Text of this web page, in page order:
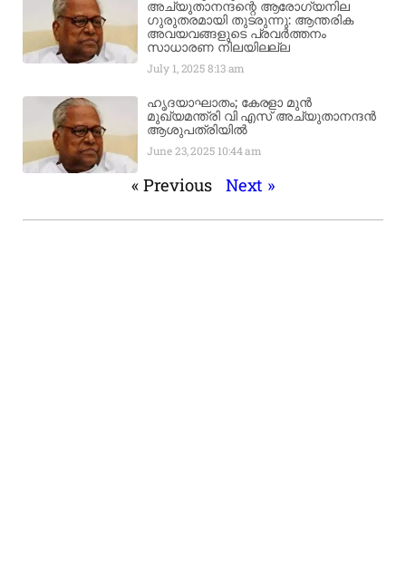
അച്യുതാനന്ദന്റെ ആരോഗ്യനില
ഗുരുതരമായി തുടരുന്നു: ആന്തരിക
അവയവങ്ങളുടെ പ്രവർത്തനം
സാധാരണ നിലയിലല്ല
July 1, 20258:13 am
ഹൃദയാഘാതം; കേരളാ മുൻ
മുഖ്യമന്ത്രി വി എസ് അച്യുതാനന്ദൻ
ആശുപത്രിയിൽ
June 23, 2025 10:44 am
« Previous Next »